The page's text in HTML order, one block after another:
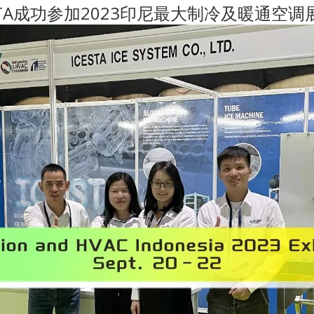
成功参加2023印尼最大制冷及暖通空调